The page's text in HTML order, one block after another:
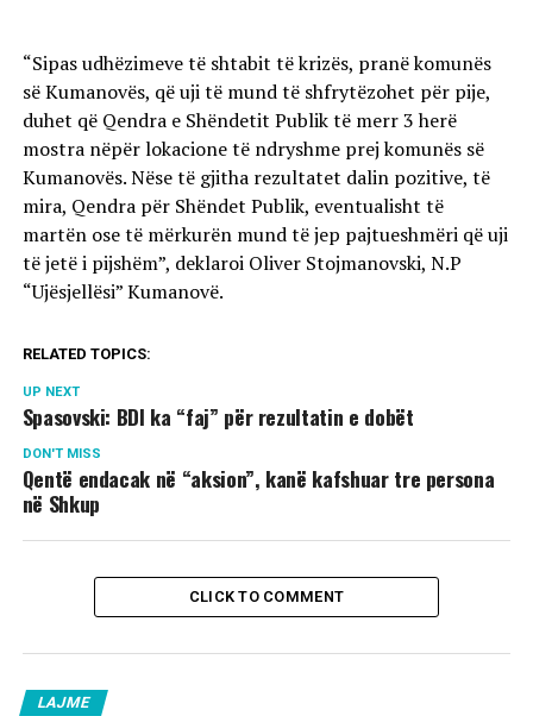
“Sipas udhëzimeve të shtabit të krizës, pranë komunës
së Kumanovës, që uji të mund të shfrytëzohet për pije,
duhet që Qendra e Shëndetit Publik të merr 3 herë
mostra nëpër lokacione të ndryshme prej komunës së
Kumanovës. Nëse të gjitha rezultatet dalin pozitive, të
mira, Qendra për Shëndet Publik, eventualisht të
martën ose të mërkurën mund të jep pajtueshmëri që uji
të jetë i pijshëm”, deklaroi Oliver Stojmanovski, N.P
“Ujësjellësi” Kumanovë.
RELATED TOPICS:
UP NEXT
Spasovski: BDI ka “faj” për rezultatin e dobët
DON'T MISS
Qentë endacak në “aksion”, kanë kafshuar tre persona
në Shkup
CLICK TO COMMENT
LAJME